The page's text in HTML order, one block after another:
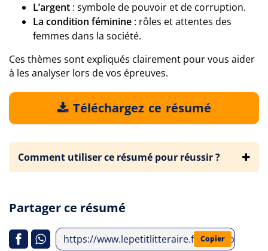
L’argent : symbole de pouvoir et de corruption.
La condition féminine : rôles et attentes des
femmes dans la société.
Ces thèmes sont expliqués clairement pour vous aider
à les analyser lors de vos épreuves.
Téléchargez ce résumé
Comment utiliser ce résumé pour réussir ?
Partager ce résumé
https://www.lepetitlitteraire.fr/index.php/
Copier